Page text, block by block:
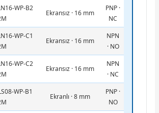
WP-B2
Ekransız · 16 mm
PNP ·
NC
WP-C1
Ekransız · 16 mm
NPN
· NO
WP-C2
Ekransız · 16 mm
NPN
· NC
WP-B1
Ekranlı · 8 mm
PNP ·
NO